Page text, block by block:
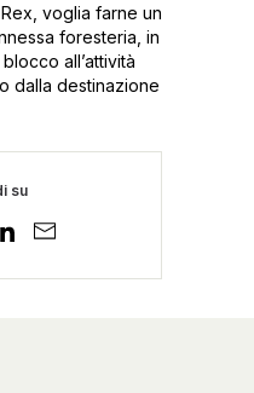
voglia farne un
foresteria, in
all’attività
dalla destinazione
su